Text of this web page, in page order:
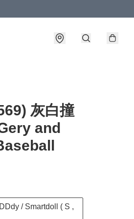
灰白撞
and
/ Smartdoll ( S ,